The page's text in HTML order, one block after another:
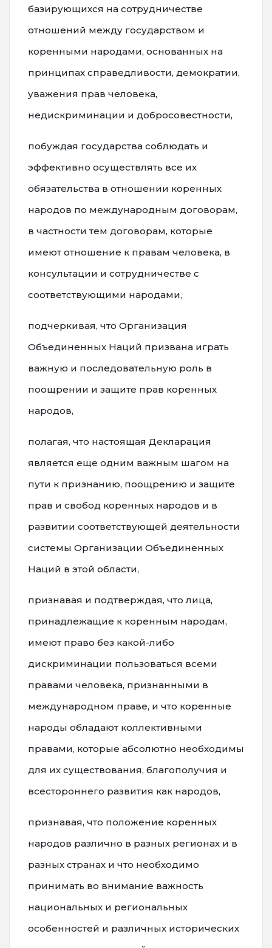
базирующихся на сотрудничестве
отношений между государством и
коренными народами, основанных на
принципах справедливости, демократии,
уважения прав человека,
недискриминации и добросовестности,
побуждая государства соблюдать и
эффективно осуществлять все их
обязательства в отношении коренных
народов по международным договорам,
в частности тем договорам, которые
имеют отношение к правам человека, в
консультации и сотрудничестве с
соответствующими народами,
подчеркивая, что Организация
Объединенных Наций призвана играть
важную и последовательную роль в
поощрении и защите прав коренных
народов,
полагая, что настоящая Декларация
является еще одним важным шагом на
пути к признанию, поощрению и защите
прав и свобод коренных народов и в
развитии соответствующей деятельности
системы Организации Объединенных
Наций в этой области,
признавая и подтверждая, что лица,
принадлежащие к коренным народам,
имеют право без какой-либо
дискриминации пользоваться всеми
правами человека, признанными в
международном праве, и что коренные
народы обладают коллективными
правами, которые абсолютно необходимы
для их существования, благополучия и
всестороннего развития как народов,
признавая, что положение коренных
народов различно в разных регионах и в
разных странах и что необходимо
принимать во внимание важность
национальных и региональных
особенностей и различных исторических